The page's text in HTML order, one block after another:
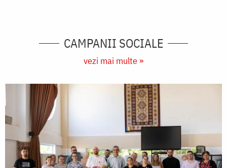
CAMPANII SOCIALE
vezi mai multe »